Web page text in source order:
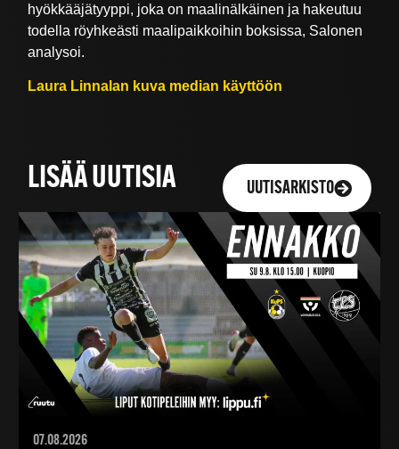
hyökkääjätyyppi, joka on maalinälkäinen ja hakeutuu
todella röyhkeästi maalipaikkoihin boksissa, Salonen
analysoi.
Laura Linnalan kuva median käyttöön
LISÄÄ UUTISIA UUTISARKISTO
07.08.2026